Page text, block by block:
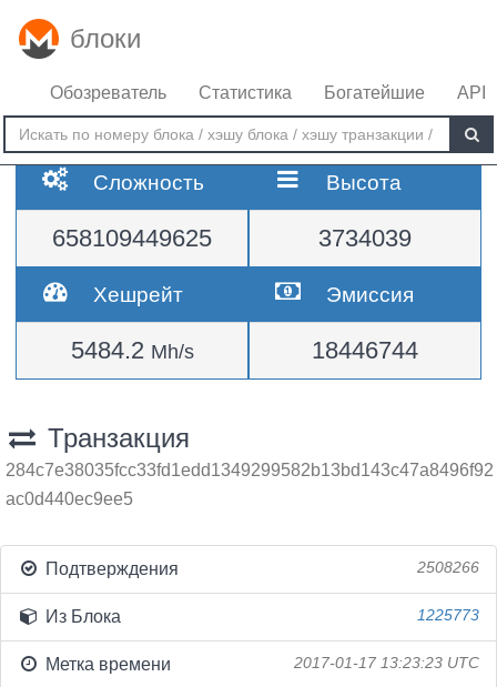
блоки
Обозреватель Статистика Богатейшие API
Сложность
658109449625
Высота
3734039
Хешрейт
5484.2 Mh/s
Эмиссия
18446744
Транзакция
284c7e38035fcc33fd1edd1349299582b13bd143c47a8496f92
ac0d440ec9ee5
Подтверждения 2508266
Из Блока 1225773
Метка времени 2017-01-17 13:23:23 UTC